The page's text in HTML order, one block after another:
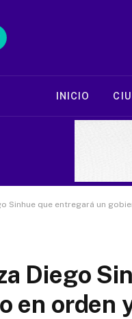
INICIO
Sinhue que entregará un
Diego
en orden